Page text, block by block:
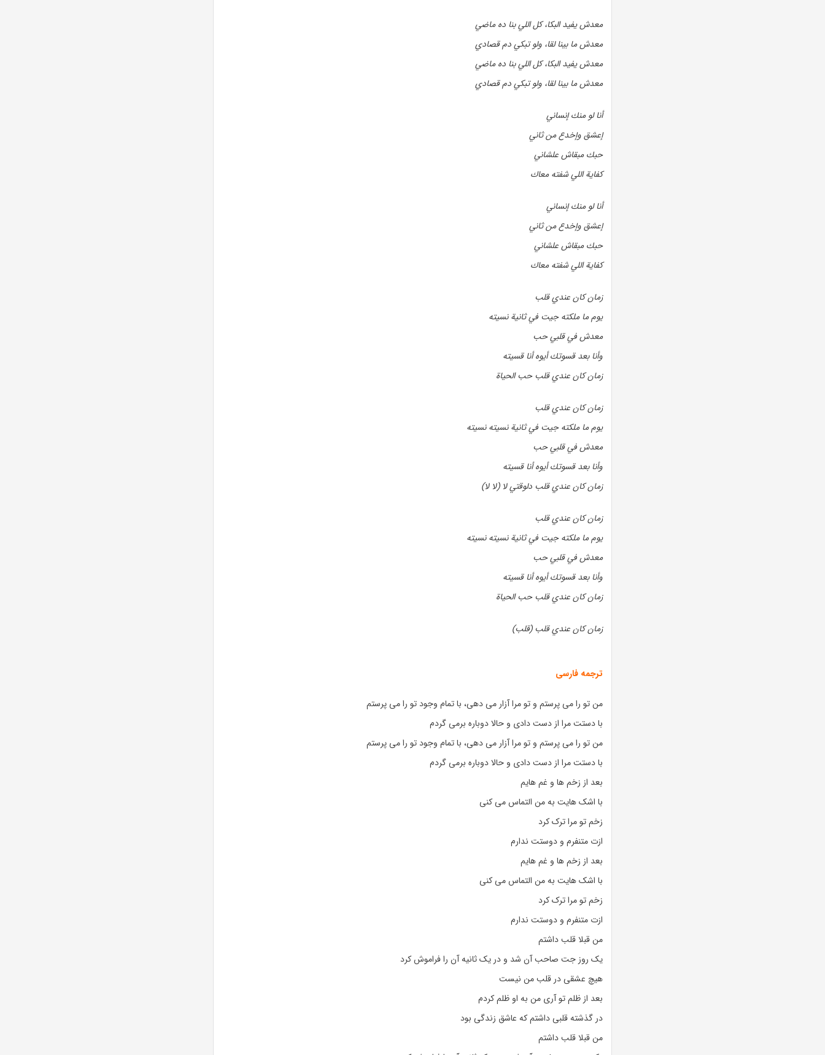
معدش يفيد البكا، كل اللي بنا ده ماضي
معدش ما بينا لقا، ولو تبكي دم قصادي
معدش يفيد البكا، كل اللي بنا ده ماضي
معدش ما بينا لقا، ولو تبكي دم قصادي
أنا لو منك إنساني
إعشق وإخدع من ثاني
حبك مبقاش علشاني
كفاية اللي شفته معاك
أنا لو منك إنساني
إعشق وإخدع من ثاني
حبك مبقاش علشاني
كفاية اللي شفته معاك
زمان كان عندي قلب
يوم ما ملكته جيت في ثانية نسيته
معدش في قلبي حب
وأنا بعد قسوتك أيوه أنا قسيته
زمان كان عندي قلب حب الحياة
زمان كان عندي قلب
يوم ما ملكته جيت في ثانية نسيته نسيته
معدش في قلبي حب
وأنا بعد قسوتك أيوه أنا قسيته
(زمان كان عندي قلب دلوقتي لا (لا لا
زمان كان عندي قلب
يوم ما ملكته جيت في ثانية نسيته نسيته
معدش في قلبي حب
وأنا بعد قسوتك أيوه أنا قسيته
زمان كان عندي قلب حب الحياة
(زمان كان عندي قلب (قلب
ترجمه فارسی
من تو را می پرستم و تو مرا آزار می دهی، با تمام وجود تو را می پرستم
با دستت مرا از دست دادی و حالا دوباره برمی گردم
من تو را می پرستم و تو مرا آزار می دهی، با تمام وجود تو را می پرستم
با دستت مرا از دست دادی و حالا دوباره برمی گردم
بعد از زخم ها و غم هایم
با اشک هایت به من التماس می کنی
زخم تو مرا ترک کرد
ازت متنفرم و دوستت ندارم
بعد از زخم ها و غم هایم
با اشک هایت به من التماس می کنی
زخم تو مرا ترک کرد
ازت متنفرم و دوستت ندارم
من قبلا قلب داشتم
یک روز جت صاحب آن شد و در یک ثانیه آن را فراموش کرد
هیچ عشقی در قلب من نیست
بعد از ظلم تو آری من به او ظلم کردم
در گذشته قلبی داشتم که عاشق زندگی بود
من قبلا قلب داشتم